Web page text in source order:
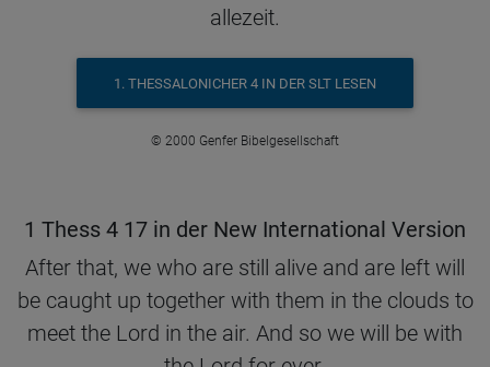
allezeit.
1. THESSALONICHER 4 IN DER SLT LESEN
© 2000 Genfer Bibelgesellschaft
1 Thess 4 17 in der New International Version
After that, we who are still alive and are left will
be caught up together with them in the clouds to
meet the Lord in the air. And so we will be with